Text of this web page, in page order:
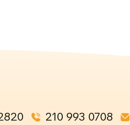
210 993 0708